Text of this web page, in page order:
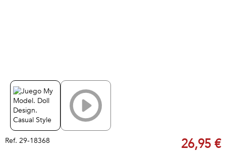
Ref. 29-18368 26,95 €